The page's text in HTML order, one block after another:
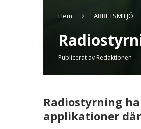
Hem ARBETSMILJÖ
Publicerat av Redaktionen
Radiostyrning
applikationer